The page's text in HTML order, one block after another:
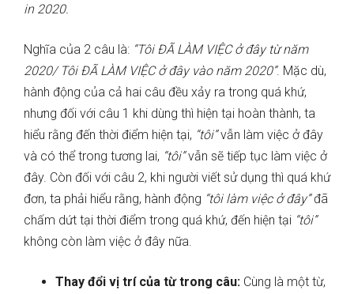
in 2020.
Nghĩa của 2 câu là: “Tôi ĐÃ LÀM VIỆC ở đây từ năm
2020/ Tôi ĐÃ LÀM VIỆC ở đây vào năm 2020”. Mặc dù,
hành động của cả hai câu đều xảy ra trong quá khứ,
nhưng đối với câu 1 khi dùng thì hiện tại hoàn thành, ta
hiểu rằng đến thời điểm hiện tại, “tôi”vẫn làm việc ở đây
và có thể trong tương lai, “tôi”vẫn sẽ tiếp tục làm việc ở
đây. Còn đối với câu 2, khi người viết sử dụng thì quá khứ
đơn, ta phải hiểu rằng, hành động “tôi làm việc ở đây”đã
chấm dứt tại thời điểm trong quá khứ, đến hiện tại “tôi”
không còn làm việc ở đây nữa.
Thay đổi vị trí của từ trong câu: Cùng là một từ,